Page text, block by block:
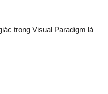
trong Visual Paradigm là